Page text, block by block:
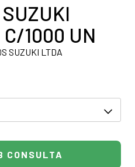
SUZUKI
1000 UN
SUZUKI LTDA